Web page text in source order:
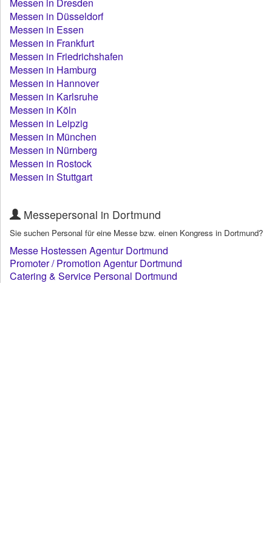
Messen in Dresden
Messen in Düsseldorf
Messen in Essen
Messen in Frankfurt
Messen in Friedrichshafen
Messen in Hamburg
Messen in Hannover
Messen in Karlsruhe
Messen in Köln
Messen in Leipzig
Messen in München
Messen in Nürnberg
Messen in Rostock
Messen in Stuttgart
Messepersonal in Dortmund
Sie suchen Personal für eine Messe bzw. einen Kongress in Dortmund?
Messe Hostessen Agentur Dortmund
Promoter / Promotion Agentur Dortmund
Catering & Service Personal Dortmund